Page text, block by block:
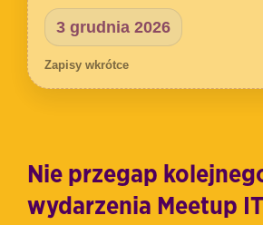
3 grudnia 2026
Zapisy wkrótce
Nie przegap
wydarzenia Meetup